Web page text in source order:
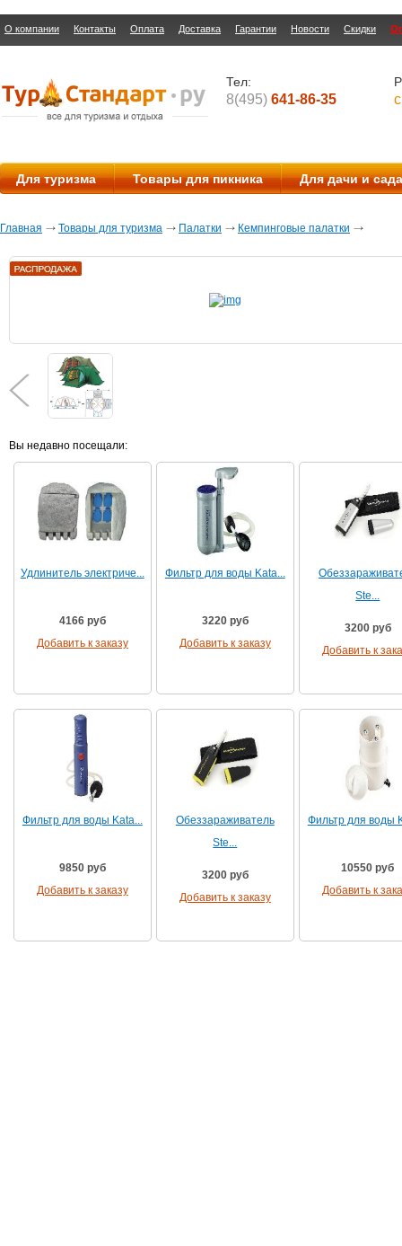
О компании Контакты Оплата Доставка Гарантии Новости Скидки
Тел:
8(495) 641-86-35
Для туризма Товары для пикника Для дачи и сада
Главная Товары для туризма Палатки Кемпинговые палатки
Вы недавно посещали:
Удлинитель электриче...
4166 руб
Добавить к заказу
Фильтр для воды Kata...
3220 руб
Добавить к заказу
Ste...
3200 руб
Добавить к
Фильтр для воды Kata...
9850 руб
Добавить к заказу
Обеззараживатель
Ste...
3200 руб
Добавить к заказу
Фильтр для воды
10550 руб
Добавить к